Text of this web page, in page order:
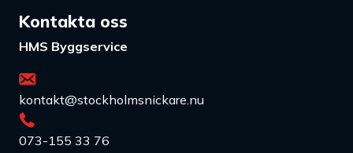
Kontakta oss
HMS Byggservice
kontakt@stockholmsnickare.nu
073-155 33 76